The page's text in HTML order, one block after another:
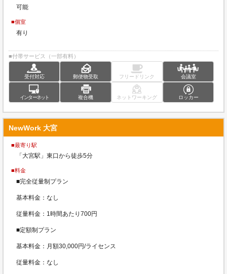
可能
■個室
有り
■付帯サービス（一部有料）
受付対応 郵便物受取 フリードリンク 会議室
インターネット 複合機 ネットワーキング ロッカー
NewWork 大宮
■最寄り駅
「大宮駅」東口から徒歩5分
■料金
■完全従量制プラン
基本料金：なし
従量料金：1時間あたり700円
■定額制プラン
基本料金：月額30,000円/ライセンス
従量料金：なし